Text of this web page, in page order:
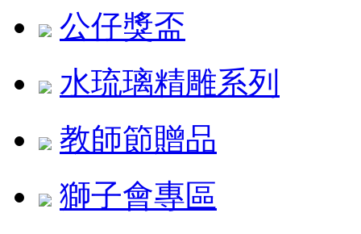
公仔獎盃
水琉璃精雕系列
教師節贈品
獅子會專區